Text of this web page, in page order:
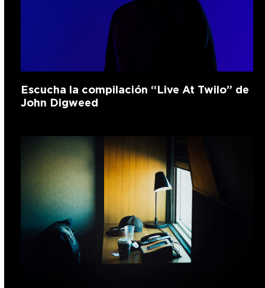
Escucha la compilación “Live At Twilo” de
John Digweed